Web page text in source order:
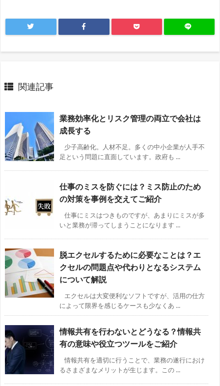
関連記事
業務効率化とリスク管理の両立で会社は
成長する
少子高齢化。人材不足。多くの中小企業が人手不
足という問題に直面しています。政府も ...
仕事のミスを防ぐには？ミス防止のため
の対策を事例を交えてご紹介
仕事にミスはつきものですが、あまりにミスが多
いと業務が滞ってしまうことになります ...
脱エクセルするために必要なことは？エ
クセルの問題点や代わりとなるシステム
について解説
エクセルは大変便利なソフトですが、活用の仕方
によって限界を感じるケースも少なくあ ...
情報共有を行わないとどうなる？情報共
有の意味や役立つツールをご紹介
情報共有を適切に行うことで、業務の遂行におけ
るさまざまなメリットが生じます。この ...